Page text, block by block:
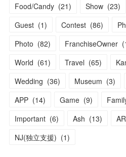
Food/Candy (21) Show (23)
Guest (1) Contest (86)
Photo (82) FranchiseOwner (
World (61) Travel (65)
Wedding (36) Museum (3)
APP (14) Game (9)
Important (6) Ash (13)
NJ(独立支援) (1)